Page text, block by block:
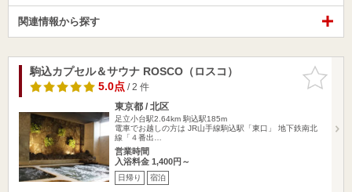
関連情報から探す
お気に入
りに追加
駒込カプセル＆サウナ ROSCO（ロスコ）
5.0点/ 2 件
東京都 / 北区
足立小台駅2.64km 駒込駅185m
電車でお越しの方は JR山手線駒込駅「東口」 地下鉄南北
線「４番出…
営業時間
入浴料金 1,400円～
日帰り 宿泊